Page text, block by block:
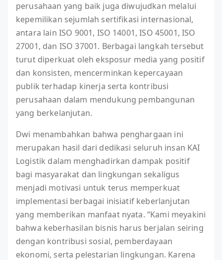
perusahaan yang baik juga diwujudkan melalui
kepemilikan sejumlah sertifikasi internasional,
antara lain ISO 9001, ISO 14001, ISO 45001, ISO
27001, dan ISO 37001. Berbagai langkah tersebut
turut diperkuat oleh eksposur media yang positif
dan konsisten, mencerminkan kepercayaan
publik terhadap kinerja serta kontribusi
perusahaan dalam mendukung pembangunan
yang berkelanjutan.
Dwi menambahkan bahwa penghargaan ini
merupakan hasil dari dedikasi seluruh insan KAI
Logistik dalam menghadirkan dampak positif
bagi masyarakat dan lingkungan sekaligus
menjadi motivasi untuk terus memperkuat
implementasi berbagai inisiatif keberlanjutan
yang memberikan manfaat nyata. “Kami meyakini
bahwa keberhasilan bisnis harus berjalan seiring
dengan kontribusi sosial, pemberdayaan
ekonomi, serta pelestarian lingkungan. Karena